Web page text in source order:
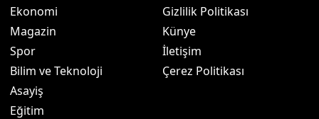
Ekonomi
Magazin
Spor
Bilim ve Teknoloji
Asayiş
Eğitim
Gizlilik Politikası
Künye
İletişim
Çerez Politikası